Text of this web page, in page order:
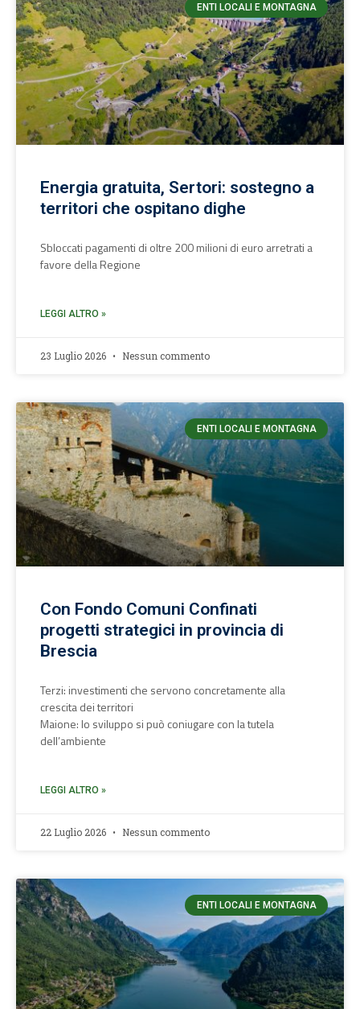
ENTI LOCALI E MONTAGNA
Energia gratuita, Sertori: sostegno a
territori che ospitano dighe
Sbloccati pagamenti di oltre 200 milioni di euro arretrati a
favore della Regione
LEGGI ALTRO »
23 Luglio 2026 Nessun commento
ENTI LOCALI E MONTAGNA
Con Fondo Comuni Confinati
progetti strategici in provincia di
Brescia
Terzi: investimenti che servono concretamente alla
crescita dei territori
Maione: lo sviluppo si può coniugare con la tutela
dell’ambiente
LEGGI ALTRO »
22 Luglio 2026 Nessun commento
ENTI LOCALI E MONTAGNA